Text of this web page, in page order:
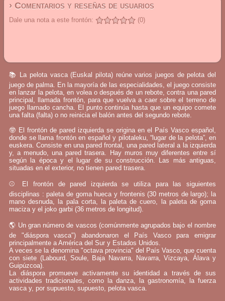
› Comentarios y reseñas de usuarios
Dale una nota a este frontón: (0)
📚 La pelota vasca (Euskal pilota) reúne varios juegos de pelota del
juego de palma. En la mayoría de las especialidades, el juego consiste
en lanzar la pelota, en volea o después de un rebote, contra una pared
principal, llamada frontón, para que vuelva a caer sobre el terreno de
juego llamado cancha. El punto continúa hasta que un equipo comete
una falta (falta) o no reinicia el balón antes del segundo rebote.
🤓 El frontón de pared izquierda se origina en el País Vasco español,
donde se llama frontón en español y pilotaleku, “lugar de la pelota”, en
euskera. Consiste en una pared frontal, una pared lateral a la izquierda
y, a menudo, una pared trasera. Hay muros muy diferentes entre sí
según la época y el lugar de su construcción. Las más antiguas,
situadas en el exterior, no tienen pared trasera.
⚾ El frontón de pared izquierda se utiliza para las siguientes
disciplinas : paleta de goma hueca y frontenis (30 metros de largo); la
mano desnuda, la pala corta, la paleta de cuero, la paleta de goma
maciza y el joko garbi (36 metros de longitud).
🌎 Un gran número de vascos (comúnmente agrupados bajo el nombre
de "diáspora vasca") abandonaron el País Vasco para emigrar
principalmente a América del Sur y Estados Unidos.
A veces se la denomina "octava provincia" del País Vasco, que cuenta
con siete (Labourd, Soule, Baja Navarra, Navarra, Vizcaya, Álava y
Guipúzcoa).
La diáspora promueve activamente su identidad a través de sus
actividades tradicionales, como la danza, la gastronomía, la fuerza
vasca y, por supuesto, supuesto, pelota vasca.